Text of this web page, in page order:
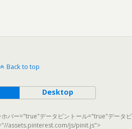
Back to top
Desktop
バー="true"データピントール="true"データピ
assets.pinterest.com/js/pinit.js">